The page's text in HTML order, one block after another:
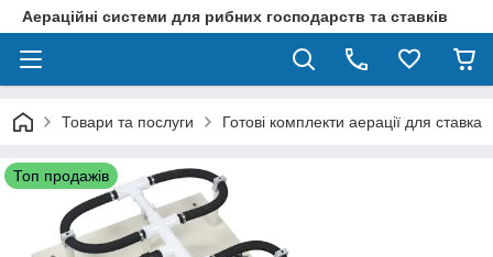
Аераційні системи для рибних господарств та ставків
Товари та послуги Готові комплекти аерації для ставка
Топ продажів